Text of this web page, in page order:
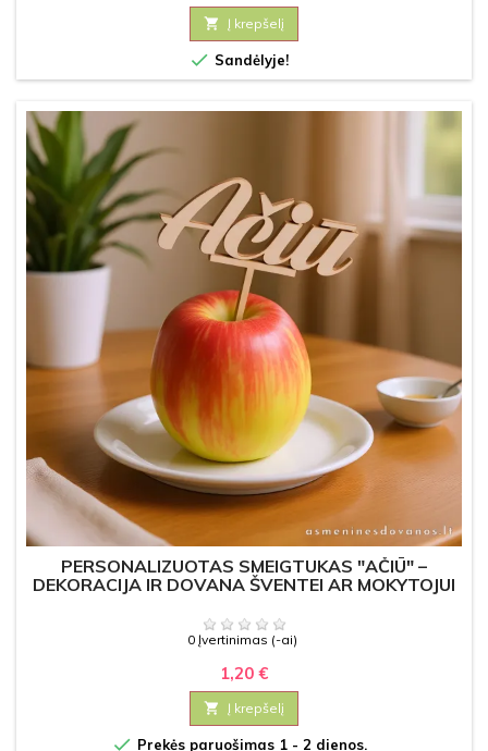
 Į krepšelį
 Sandėlyje!
PERSONALIZUOTAS SMEIGTUKAS "AČIŪ" –
DEKORACIJA IR DOVANA ŠVENTEI AR MOKYTOJUI
0 Įvertinimas (-ai)
1,20 €
 Į krepšelį
 Prekės paruošimas 1 - 2 dienos.